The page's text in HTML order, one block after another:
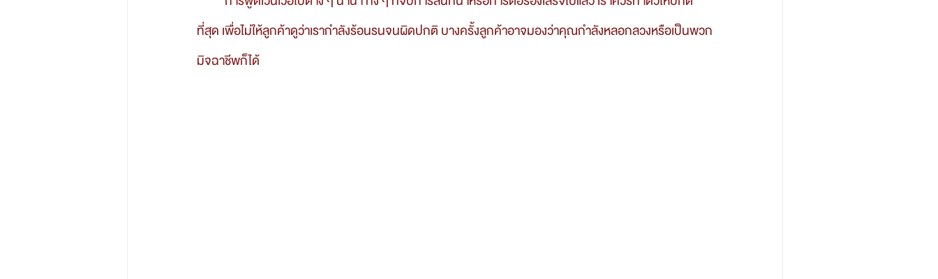
ที่สุด เพื่อไม่ให้ลูกค้าดูว่าเรากำลังร้อนรนจนผิดปกติ บางครั้งลูกค้าอาจมองว่าคุณกำลังหลอกลวงหรือเป็นพวก
มิจฉาชีพก็ได้